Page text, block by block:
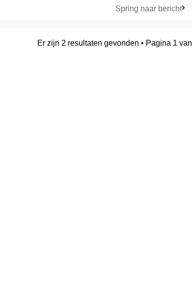
Spring naar bericht
Er zijn 2 resultaten gevonden • Pagina 1 van